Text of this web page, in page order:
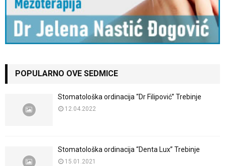
POPULARNO OVE SEDMICE
Stomatološka ordinacija “Dr Filipović” Trebinje
12.04.2022
Stomatološka ordinacija “Denta Lux” Trebinje
15.01.2021